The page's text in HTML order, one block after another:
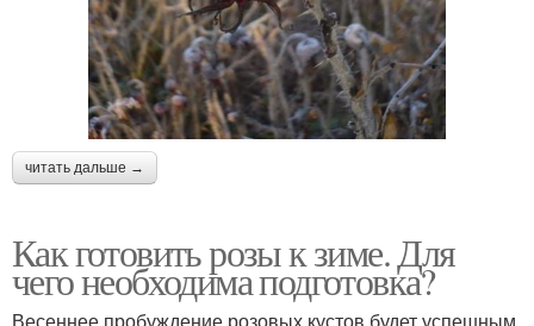
читать дальше →
Как готовить розы к зиме. Для
чего необходима подготовка?